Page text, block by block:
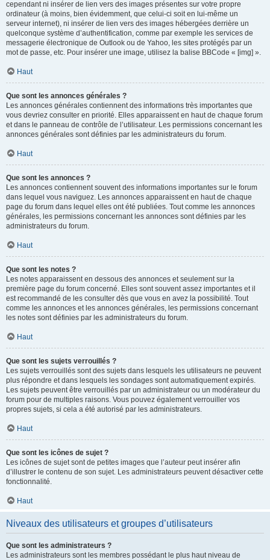
cependant ni insérer de lien vers des images présentes sur votre propre
ordinateur (à moins, bien évidemment, que celui-ci soit en lui-même un
serveur internet), ni insérer de lien vers des images hébergées derrière un
quelconque système d’authentification, comme par exemple les services de
messagerie électronique de Outlook ou de Yahoo, les sites protégés par un
mot de passe, etc. Pour insérer une image, utilisez la balise BBCode « [img] ».
Haut
Que sont les annonces générales ?
Les annonces générales contiennent des informations très importantes que
vous devriez consulter en priorité. Elles apparaissent en haut de chaque forum
et dans le panneau de contrôle de l’utilisateur. Les permissions concernant les
annonces générales sont définies par les administrateurs du forum.
Haut
Que sont les annonces ?
Les annonces contiennent souvent des informations importantes sur le forum
dans lequel vous naviguez. Les annonces apparaissent en haut de chaque
page du forum dans lequel elles ont été publiées. Tout comme les annonces
générales, les permissions concernant les annonces sont définies par les
administrateurs du forum.
Haut
Que sont les notes ?
Les notes apparaissent en dessous des annonces et seulement sur la
première page du forum concerné. Elles sont souvent assez importantes et il
est recommandé de les consulter dès que vous en avez la possibilité. Tout
comme les annonces et les annonces générales, les permissions concernant
les notes sont définies par les administrateurs du forum.
Haut
Que sont les sujets verrouillés ?
Les sujets verrouillés sont des sujets dans lesquels les utilisateurs ne peuvent
plus répondre et dans lesquels les sondages sont automatiquement expirés.
Les sujets peuvent être verrouillés par un administrateur ou un modérateur du
forum pour de multiples raisons. Vous pouvez également verrouiller vos
propres sujets, si cela a été autorisé par les administrateurs.
Haut
Que sont les icônes de sujet ?
Les icônes de sujet sont de petites images que l’auteur peut insérer afin
d’illustrer le contenu de son sujet. Les administrateurs peuvent désactiver cette
fonctionnalité.
Haut
Niveaux des utilisateurs et groupes d’utilisateurs
Que sont les administrateurs ?
Les administrateurs sont les membres possédant le plus haut niveau de